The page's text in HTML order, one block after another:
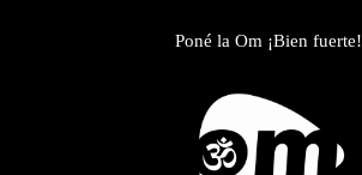
Poné la Om ¡Bien fuerte!